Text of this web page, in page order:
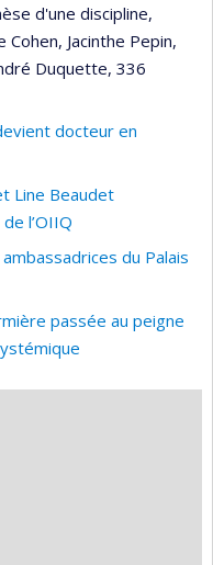
d'une discipline,
Cohen, Jacinthe Pepin,
Duquette, 336
docteur en
Line Beaudet
l’OIIQ
du Palais
passée au peigne